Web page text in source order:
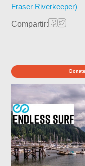
Fraser Riverkeeper)
Compartir: